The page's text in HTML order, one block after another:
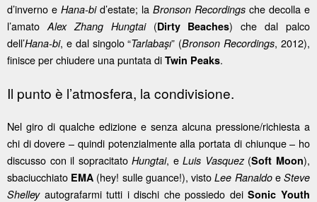
d’inverno e Hana-bid’estate; la Bronson Recordings che decolla e
l’amato Alex Zhang Hungtai(Dirty Beaches) che dal palco
dell’Hana-bi, e dal singolo “Tarlabaşı” ‎(Bronson Recordings, 2012),
finisce per chiudere una puntata di Twin Peaks.
Il punto è l’atmosfera, la condivisione.
Nel giro di qualche edizione e senza alcuna pressione/richiesta a
chi di dovere – quindi potenzialmente alla portata di chiunque – ho
discusso con il sopracitatoHungtai, eLuis Vasquez(Soft Moon),
sbaciucchiato EMA (hey! sulle guance!), vistoLee RanaldoeSteve
Shelleyautografarmi tutti i dischi che possiedo deiSonic Youth